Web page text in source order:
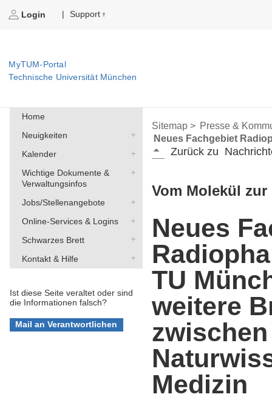
Login | Support
MyTUM-Portal
Technische Universität München
Home
Neuigkeiten
Kalender
Wichtige Dokumente &
Verwaltungsinfos
Jobs/Stellenangebote
Online-Services & Logins
Schwarzes Brett
Kontakt & Hilfe
Ist diese Seite veraltet oder sind
die Informationen falsch?
Sitemap > Presse &
Neues Fachgebiet
Zurück zu
Vom Molekül zur
Neues
TU
weitere
zwischen
Medizin